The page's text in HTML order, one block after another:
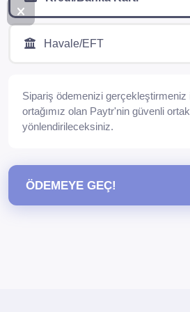
Havale/EFT
Sipariş ödemenizi gerçekleştirmeniz
ortağımız olan Paytr'nin güvenli
yönlendirileceksiniz.
ÖDEMEYE GEÇ!